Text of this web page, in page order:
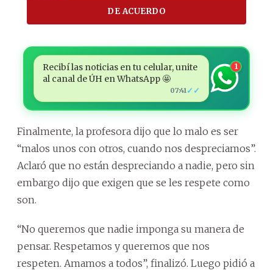
Recibí las noticias en tu celular, unite
al canal de ÚH en WhatsApp 🤩
07:41 ✓✓
1
Finalmente, la profesora dijo que lo malo es ser
“malos unos con otros, cuando nos despreciamos”.
Aclaró que no están despreciando a nadie, pero sin
embargo dijo que exigen que se les respete como
son.
“No queremos que nadie imponga su manera de
pensar. Respetamos y queremos que nos
respeten. Amamos a todos”, finalizó. Luego pidió a